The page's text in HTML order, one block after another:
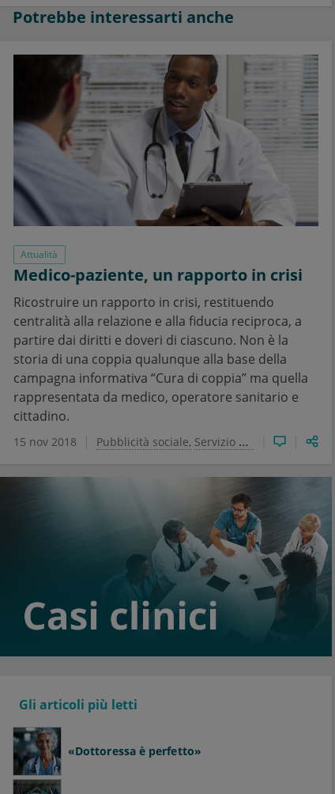
Potrebbe interessarti anche
Attualità
Medico-paziente, un rapporto in crisi
Ricostruire un rapporto in crisi, restituendo
centralità alla relazione e alla fiducia reciproca, a
partire dai diritti e doveri di ciascuno. Non è la
storia di una coppia qualunque alla base della
campagna informativa “Cura di coppia” ma quella
rappresentata da medico, operatore sanitario e
cittadino.
15 nov 2018 Pubblicità sociale Servizio Sanitario Nazionale
Gli articoli più letti
«Dottoressa è perfetto»